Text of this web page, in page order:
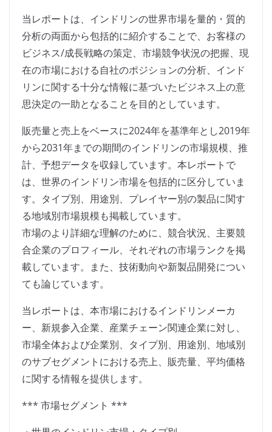
当レポートは、インドリンの世界市場を量的・質的
分析の両面から包括的に紹介することで、お客様の
ビジネス/成長戦略の策定、市場競争状況の把握、現
在の市場における自社のポジションの分析、インド
リンに関する十分な情報に基づいたビジネス上の意
思決定の一助となることを目的としています。
販売量と売上をベースに2024年を基準年とし2019年
から2031年までの期間のインドリンの市場規模、推
計、予想データを収録しています。本レポートで
は、世界のインドリン市場を包括的に区分していま
す。タイプ別、用途別、プレイヤー別の製品に関す
る地域別市場規模も掲載しています。
市場のより詳細な理解のために、競合状況、主要競
合企業のプロフィール、それぞれの市場ランクを掲
載しています。また、技術動向や新製品開発につい
ても論じています。
当レポートは、本市場におけるインドリンメーカ
ー、新規参入企業、産業チェーン関連企業に対し、
市場全体および企業別、タイプ別、用途別、地域別
のサブセグメントにおける売上、販売量、平均価格
に関する情報を提供します。
*** 市場セグメント ***